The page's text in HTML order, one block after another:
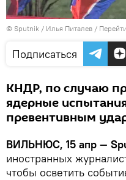
© Sputnik / Илья Питалев /
Подписаться
КНДР, по случаю
ядерные
превентивным
ВИЛЬНЮС, 15 апр —
иностранных
чтобы осветить